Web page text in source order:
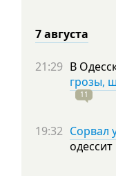
7 августа
21:29 В
грозы,
11
19:32 Сорвал